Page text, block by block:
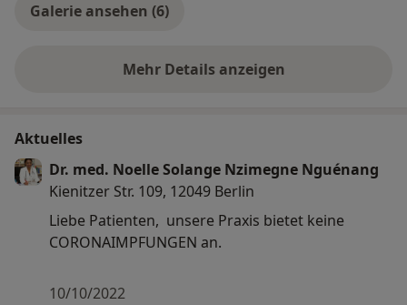
Galerie ansehen (6)
Mehr Details anzeigen
über Erfahrungen
Aktuelles
Dr. med. Noelle Solange Nzimegne Nguénang
Kienitzer Str. 109, 12049 Berlin
Liebe Patienten, unsere Praxis bietet keine
CORONAIMPFUNGEN an.
10/10/2022